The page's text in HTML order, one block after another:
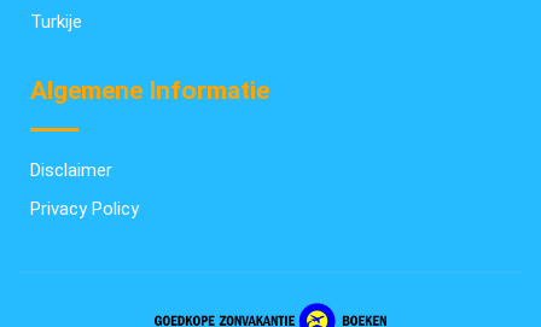
Turkije
Algemene Informatie
Disclaimer
Privacy Policy